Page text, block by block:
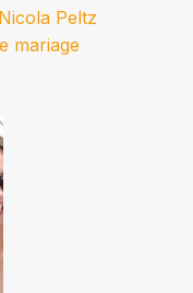
Peltz
mariage